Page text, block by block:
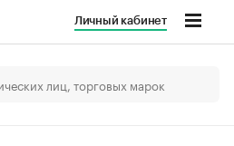
Личный кабинет